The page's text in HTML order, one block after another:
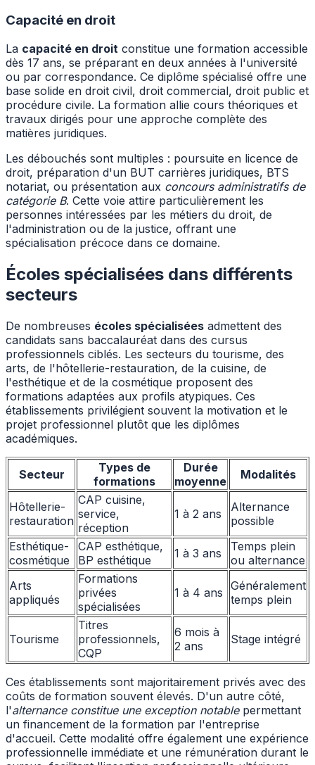
Capacité en droit
La capacité en droit constitue une formation accessible
dès 17 ans, se préparant en deux années à l'université
ou par correspondance. Ce diplôme spécialisé offre une
base solide en droit civil, droit commercial, droit public et
procédure civile. La formation allie cours théoriques et
travaux dirigés pour une approche complète des
matières juridiques.
Les débouchés sont multiples : poursuite en licence de
droit, préparation d'un BUT carrières juridiques, BTS
notariat, ou présentation aux concours administratifs de
catégorie B. Cette voie attire particulièrement les
personnes intéressées par les métiers du droit, de
l'administration ou de la justice, offrant une
spécialisation précoce dans ce domaine.
Écoles spécialisées dans différents
secteurs
De nombreuses écoles spécialisées admettent des
candidats sans baccalauréat dans des cursus
professionnels ciblés. Les secteurs du tourisme, des
arts, de l'hôtellerie-restauration, de la cuisine, de
l'esthétique et de la cosmétique proposent des
formations adaptées aux profils atypiques. Ces
établissements privilégient souvent la motivation et le
projet professionnel plutôt que les diplômes
académiques.
Secteur
Types de
formations
Durée
moyenne
Modalités
Hôtellerie-
restauration
CAP cuisine,
service,
réception
1 à 2 ans
Alternance
possible
Esthétique-
cosmétique
CAP esthétique,
BP esthétique
1 à 3 ans
Temps plein
ou alternance
Arts
appliqués
Formations
privées
spécialisées
1 à 4 ans Généralement
temps plein
Tourisme
Titres
professionnels,
CQP
6 mois à
2 ans
Stage intégré
Ces établissements sont majoritairement privés avec des
coûts de formation souvent élevés. D'un autre côté,
l'alternance constitue une exception notablepermettant
un financement de la formation par l'entreprise
d'accueil. Cette modalité offre également une expérience
professionnelle immédiate et une rémunération durant le